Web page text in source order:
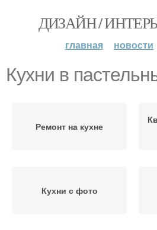
ДИЗАЙН /
главная новости
Кухни в
Ремонт на кухне
Кухни с фото